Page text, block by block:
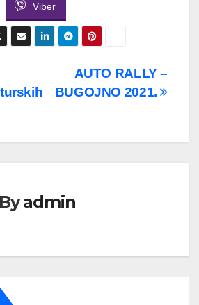
Viber
AUTO RALLY –
BUGOJNO 2021.
Byadmin